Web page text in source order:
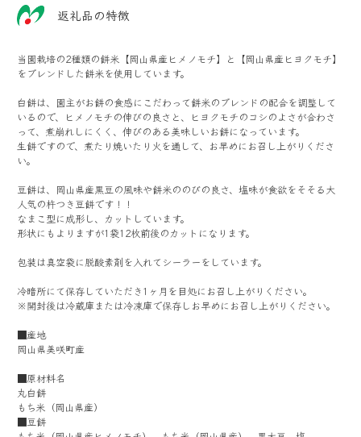
返礼品の特徴
当園栽培の2種類の餅米【岡山県産ヒメノモチ】と【岡山県産ヒヨクモチ】
をブレンドした餅米を使用しています。
白餅は、園主がお餅の食感にこだわって餅米のブレンドの配合を調整して
いるので、ヒメノモチの伸びの良さと、ヒヨクモチのコシのよさが合わさ
って、煮崩れしにくく、伸びのある美味しいお餅になっています。
生餅ですので、煮たり焼いたり火を通して、お早めにお召し上がりくださ
い。
豆餅は、岡山県産黒豆の風味や餅米ののびの良さ、塩味が食欲をそそる大
人気の杵つき豆餅です！！
なまこ型に成形し、カットしています。
形状にもよりますが1袋12枚前後のカットになります。
包装は真空袋に脱酸素剤を入れてシーラーをしています。
冷暗所にて保存していただき1ヶ月を目処にお召し上がりください。
※開封後は冷蔵庫または冷凍庫で保存しお早めにお召し上がりください。
■産地
岡山県美咲町産
■原材料名
丸白餅
もち米（岡山県産）
■豆餅